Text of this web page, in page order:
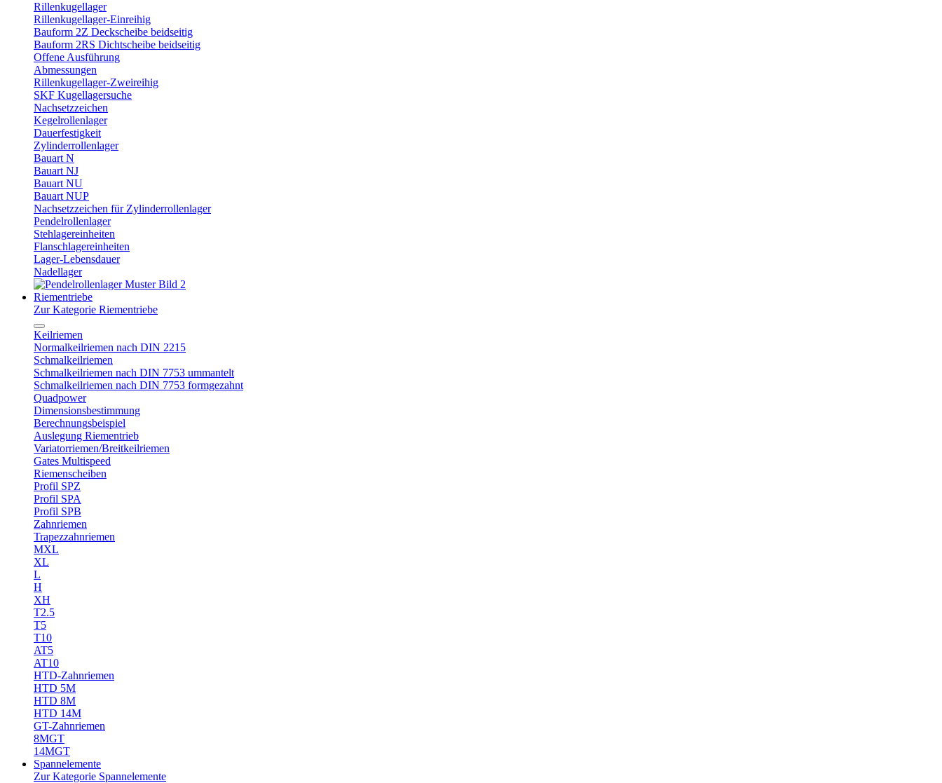
Rillenkugellager
Rillenkugellager-Einreihig
Bauform 2Z Deckscheibe beidseitig
Bauform 2RS Dichtscheibe beidseitig
Offene Ausführung
Abmessungen
Rillenkugellager-Zweireihig
SKF Kugellagersuche
Nachsetzzeichen
Kegelrollenlager
Dauerfestigkeit
Zylinderrollenlager
Bauart N
Bauart NJ
Bauart NU
Bauart NUP
Nachsetzzeichen für Zylinderrollenlager
Pendelrollenlager
Stehlagereinheiten
Flanschlagereinheiten
Lager-Lebensdauer
Nadellager
Riementriebe
Zur Kategorie Riementriebe
Keilriemen
Normalkeilriemen nach DIN 2215
Schmalkeilriemen
Schmalkeilriemen nach DIN 7753 ummantelt
Schmalkeilriemen nach DIN 7753 formgezahnt
Quadpower
Dimensionsbestimmung
Berechnungsbeispiel
Auslegung Riementrieb
Variatorriemen/Breitkeilriemen
Gates Multispeed
Riemenscheiben
Profil SPZ
Profil SPA
Profil SPB
Zahnriemen
Trapezzahnriemen
MXL
XL
L
H
XH
T2.5
T5
T10
AT5
AT10
HTD-Zahnriemen
HTD 5M
HTD 8M
HTD 14M
GT-Zahnriemen
8MGT
14MGT
Spannelemente
Zur Kategorie Spannelemente